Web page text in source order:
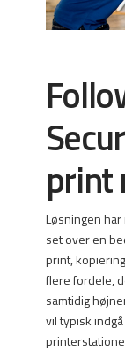
print
Løsningen
set over en
print,
flere fordele,
samtidig
vil typisk